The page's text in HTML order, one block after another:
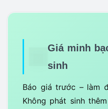
Giá minh
sinh
Báo giá trước – làm
Không phát sinh